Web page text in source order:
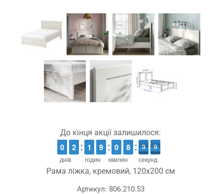
До кінця акції залишилося:
днів
9
9
0
0 1
1
2
2
годин
1
1
1
1 8
8
9
9
хвилин
9
9
0
0 7
7
8
8
секунд
4
3
3 9
9
8
Рама ліжка, кремовий, 120x200 см
Артикул: 806.210.53